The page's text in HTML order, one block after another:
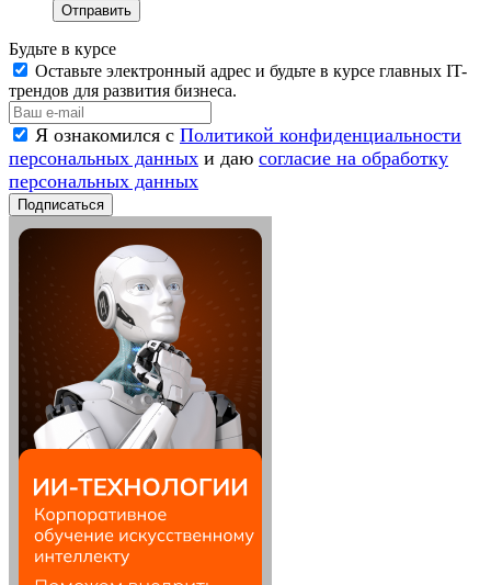
Отправить
Будьте в курсе
Оставьте электронный адрес и будьте в курсе главных IT-
трендов для развития бизнеса.
Я ознакомился с Политикой конфиденциальности
персональных данных и даю согласие на обработку
персональных данных